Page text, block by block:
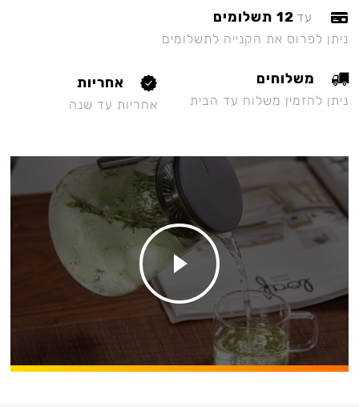
עד 12 תשלומים
ניתן לפרוס את הקנייה לתשלומים
משלוחים
ניתן להזמין משלוח עד הבית
אחריות
אחריות עד שנה